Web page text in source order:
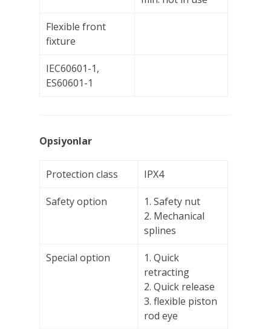
Flexible front
fixture
IEC60601-1,
ES60601-1
Opsiyonlar
Protection class IPX4
Safety option
1. Safety nut
2. Mechanical
splines
Special option
1. Quick
retracting
2. Quick release
3. flexible piston
rod eye